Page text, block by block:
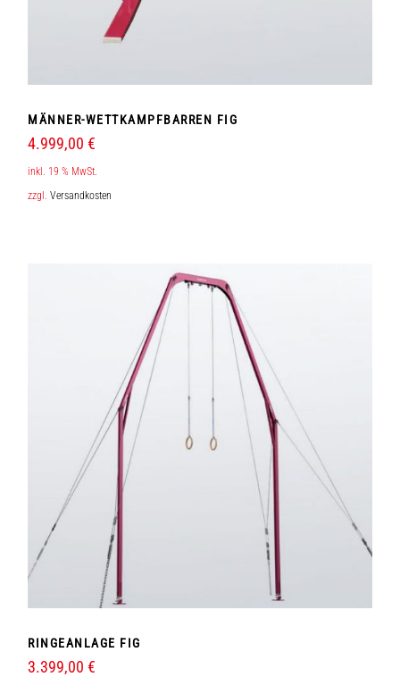
MÄNNER-WETTKAMPFBARREN FIG
4.999,00 €
inkl. 19 % MwSt.
zzgl.Versandkosten
RINGEANLAGE FIG
3.399,00 €